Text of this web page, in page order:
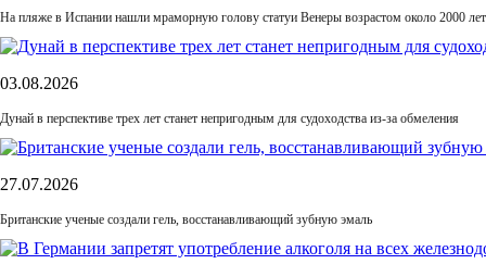
На пляже в Испании нашли мраморную голову статуи Венеры возрастом около 2000 лет
03.08.2026
Дунай в перспективе трех лет станет непригодным для судоходства из-за обмеления
27.07.2026
Британские ученые создали гель, восстанавливающий зубную эмаль